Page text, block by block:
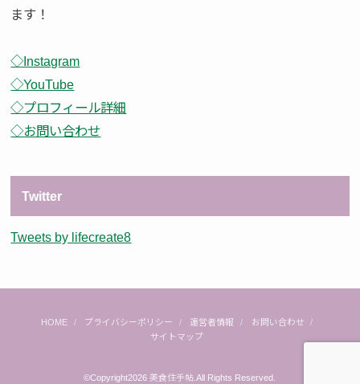
ます！
◇Instagram
◇YouTube
◇プロフィール詳細
◇お問い合わせ
Twitter
Tweets by lifecreate8
HOME プライバシーポリシー 運営者情報
お問い合わせ
サイトマップ
©Copyright2026美食住手帖 .All Rights Reserved.